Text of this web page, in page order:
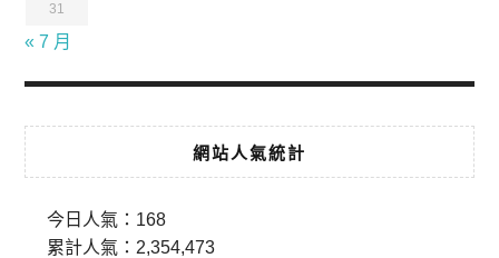
31
« 7 月
網站人氣統計
今日人氣： 168
累計人氣： 2,354,473